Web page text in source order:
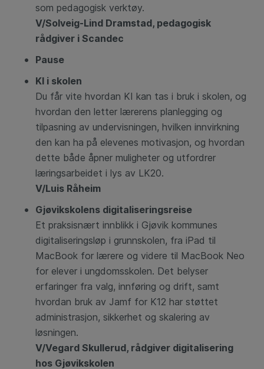
som pedagogisk verktøy.
V/Solveig-Lind Dramstad, pedagogisk
rådgiver i Scandec
Pause
KI i skolen
Du får vite hvordan KI kan tas i bruk i skolen, og
hvordan den letter lærerens planlegging og
tilpasning av undervisningen, hvilken innvirkning
den kan ha på elevenes motivasjon, og hvordan
dette både åpner muligheter og utfordrer
læringsarbeidet i lys av LK20.
V/Luis Råheim
Gjøvikskolens digitaliseringsreise
Et praksisnært innblikk i Gjøvik kommunes
digitaliseringsløp i grunnskolen, fra iPad til
MacBook for lærere og videre til MacBook Neo
for elever i ungdomsskolen. Det belyser
erfaringer fra valg, innføring og drift, samt
hvordan bruk av Jamf for K12 har støttet
administrasjon, sikkerhet og skalering av
løsningen.
V/Vegard Skullerud, rådgiver digitalisering
hos Gjøvikskolen